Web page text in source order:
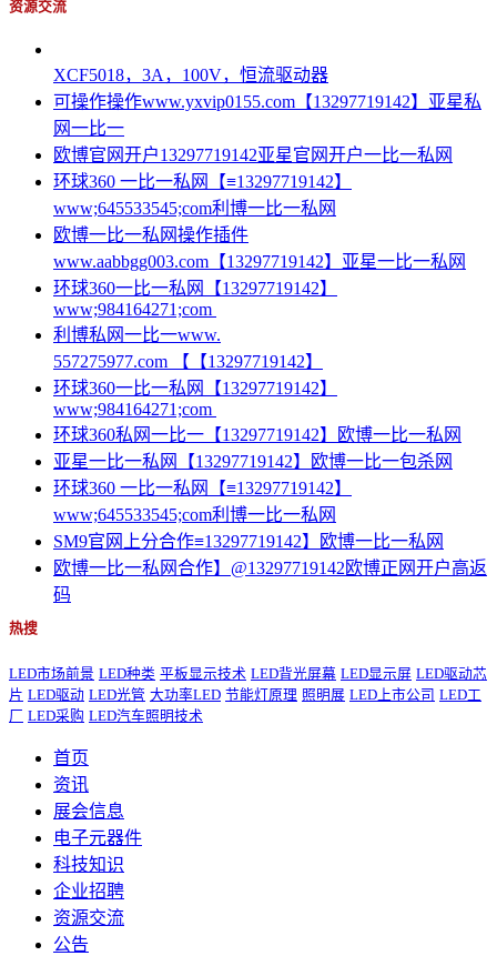
资源交流
XCF5018，3A，100V，恒流驱动器
可操作操作www.yxvip0155.com【13297719142】亚星私
网一比一
欧博官网开户13297719142亚星官网开户一比一私网
环球360 一比一私网【≡13297719142】
www;645533545;com利博一比一私网
欧博一比一私网操作插件
www.aabbgg003.com【13297719142】亚星一比一私网
环球360一比一私网【13297719142】
www;984164271;com
利博私网一比一www.
557275977.com 【【13297719142】
环球360一比一私网【13297719142】
www;984164271;com
环球360私网一比一【13297719142】欧博一比一私网
亚星一比一私网【13297719142】欧博一比一包杀网
环球360 一比一私网【≡13297719142】
www;645533545;com利博一比一私网
SM9官网上分合作≡13297719142】欧博一比一私网
欧博一比一私网合作】@13297719142欧博正网开户高返
码
热搜
LED市场前景 LED种类 平板显示技术 LED背光屏幕 LED显示屏 LED驱动芯
片 LED驱动 LED光管 大功率LED 节能灯原理 照明展 LED上市公司 LED工
厂
LED采购 LED汽车照明技术
首页
资讯
展会信息
电子元器件
科技知识
企业招聘
资源交流
公告